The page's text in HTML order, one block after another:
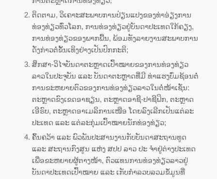
ຕິດຕາມ, ວິເຄາະສະພາບການປ່ຽນແປງຂອງທ່າອ່ຽງການ
ທ່ອງທ່ຽວທົ່ວໂລກ, ການທ່ອງທ່ຽວຢູ່ບັນດາປະເທດໃກ້ຄຽງ,
ການທ່ອງທ່ຽວຂອງພາກພື້ນ, ພ້ອມທັງລາຍງານສະພາບການ
ດັ່ງກ່າວຕໍ່ຂັ້ນເທິງຢ່າງເປັນປົກກະຕິ;
ສຶກສາ-ວິໄຈບັນດາຕະຫຼາດເປົ້າໝາຍຂອງການທ່ອງທ່ຽວ
ລາວໃນປະຈຸບັນ ແລະ ບັນດາຕະຫຼາດທີ່ມີ ທ່າແຮງບົ່ມຊ້ອນຕໍ່
ການຂະຫຍາຍຕົວຂອງການທ່ອງທ່ຽວລາວໃນຕໍ່ໜ້າເຊັ່ນ:
ຕະຫຼາດຂົງເຂດອາຊຽນ, ຕະຫຼາດອາຊີ-ປາຊີຟິກ, ຕະຫຼາດ
ເອີຣົບ, ຕະຫຼາດອາເມລິການເໜືອ ໂດຍລົງເລີກເປັນແຕ່ລະ
ປະເທດ ແລະ ແຕ່ລະກຸ່ມເປົ້າໝາຍນັກທ່ອງທ່ຽວ;
ຄົ້ນຄວ້າ ແລະ ພົວພັນປະສານງານກັບບັນດາສະຖານທູດ
ແລະ ສະຖານກົງສູນ ແຫ່ງ ສປປ ລາວ ປະ ຈຳຢູ່ຕ່າງປະເທດ
ເພື່ອຂະຫຍາຍຜູ້ຕາງໜ້າ, ຕົວແທນການທ່ອງທ່ຽວລາວຢູ່
ບັນດາປະເທດເປົ້າໝາຍ ແລະ ເກັບກຳລວບລວມຂໍ້ມູນທີ່